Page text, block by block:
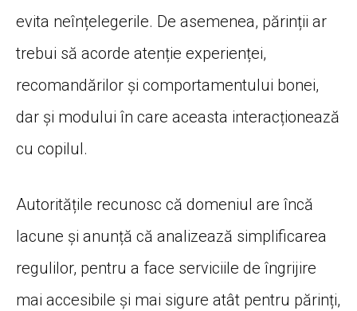
evita neînțelegerile. De asemenea, părinții ar
trebui să acorde atenție experienței,
recomandărilor și comportamentului bonei,
dar și modului în care aceasta interacționează
cu copilul.
Autoritățile recunosc că domeniul are încă
lacune și anunță că analizează simplificarea
regulilor, pentru a face serviciile de îngrijire
mai accesibile și mai sigure atât pentru părinți,